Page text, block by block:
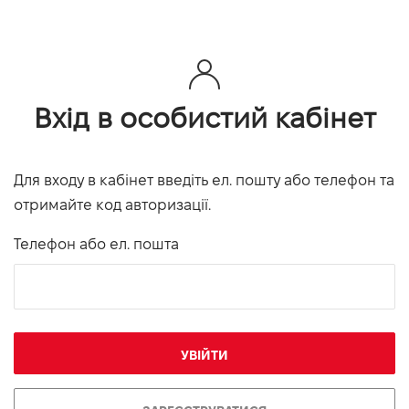
Вхід в особистий кабінет
Для входу в кабінет введіть ел. пошту або телефон та
отримайте код авторизації.
Телефон або ел. пошта
УВІЙТИ